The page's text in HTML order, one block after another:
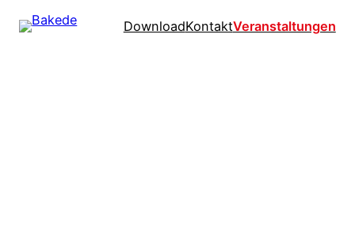
DownloadKontaktVeranstaltungen